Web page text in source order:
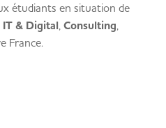
étudiants en situation de
IT & Digital, Consulting,
France.